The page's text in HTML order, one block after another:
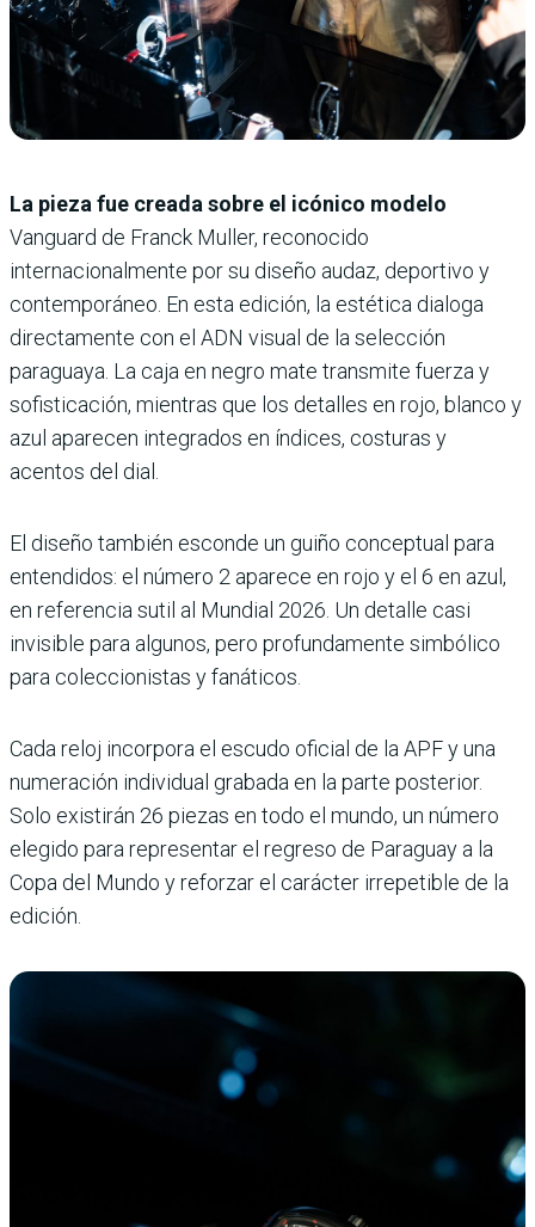
La pieza fue creada sobre el icónico modelo
Vanguard de Franck Muller, reconocido
internacionalmente por su diseño audaz, deportivo y
contemporáneo. En esta edición, la estética dialoga
directamente con el ADN visual de la selección
paraguaya. La caja en negro mate transmite fuerza y
sofisticación, mientras que los detalles en rojo, blanco y
azul aparecen integrados en índices, costuras y
acentos del dial.
El diseño también esconde un guiño conceptual para
entendidos: el número 2 aparece en rojo y el 6 en azul,
en referencia sutil al Mundial 2026. Un detalle casi
invisible para algunos, pero profundamente simbólico
para coleccionistas y fanáticos.
Cada reloj incorpora el escudo oficial de la APF y una
numeración individual grabada en la parte posterior.
Solo existirán 26 piezas en todo el mundo, un número
elegido para representar el regreso de Paraguay a la
Copa del Mundo y reforzar el carácter irrepetible de la
edición.